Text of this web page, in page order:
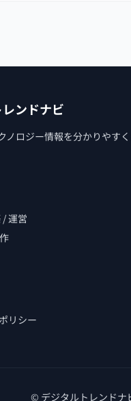
ンドナビ
ノロジー情報を分かりやすく
/ 運営
リシー
© デジタルトレンドナ